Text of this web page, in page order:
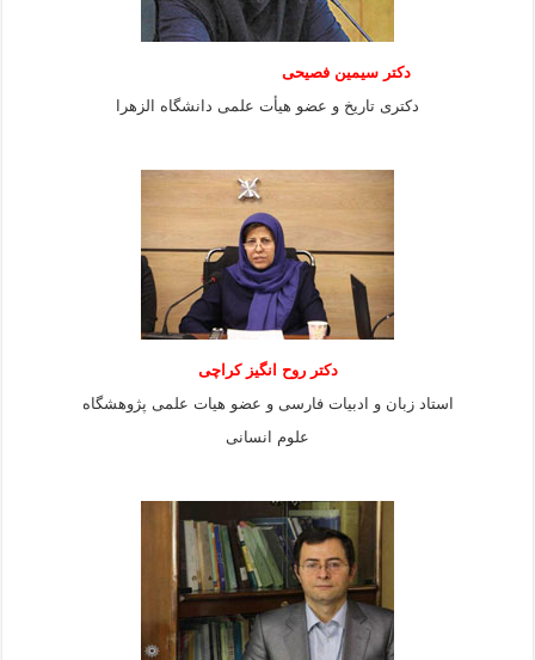
دکتر سیمین فصیحی
دکتری تاریخ و عضو هیأت علمی دانشگاه الزهرا
دکتر روح انگیز کراچی
استاد زبان و ادبیات فارسی و عضو هیات علمی پژوهشگاه
علوم انسانی